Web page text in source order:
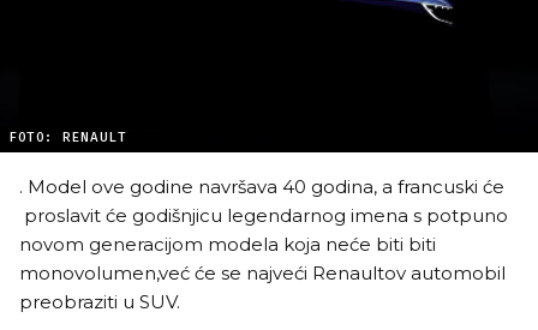
FOTO: RENAULT
. Model ove godine navršava 40 godina, a francuski će
proslavit će godišnjicu legendarnog imena s potpuno
novom generacijom modela koja neće biti biti
monovolumen,već će se najveći Renaultov automobil
preobraziti u SUV.